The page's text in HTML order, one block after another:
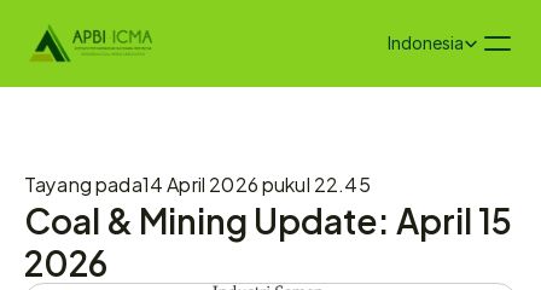
Select Language
Indonesia
Tayang pada14 April 2026 pukul 22.45
Coal & Mining Update: April 15
2026